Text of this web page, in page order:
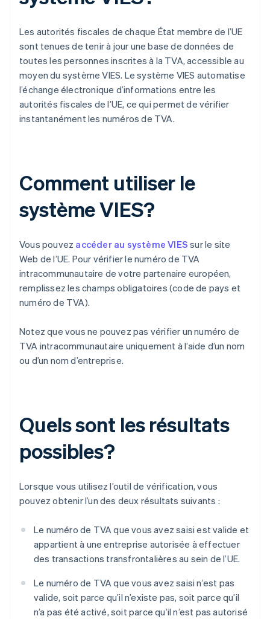
Les autorités fiscales de chaque État membre de l’UE
sont tenues de tenir à jour une base de données de
toutes les personnes inscrites à la TVA, accessible au
moyen du système VIES. Le système VIES automatise
l’échange électronique d’informations entre les
autorités fiscales de l’UE, ce qui permet de vérifier
instantanément les numéros de TVA.
Comment utiliser le
système VIES?
Vous pouvez accéder au système VIES sur le site
Web de l’UE. Pour vérifier le numéro de TVA
intracommunautaire de votre partenaire européen,
remplissez les champs obligatoires (code de pays et
numéro de TVA).
Notez que vous ne pouvez pas vérifier un numéro de
TVA intracommunautaire uniquement à l’aide d’un nom
ou d’un nom d’entreprise.
Quels sont les résultats
possibles?
Lorsque vous utilisez l’outil de vérification, vous
pouvez obtenir l’un des deux résultats suivants :
Le numéro de TVA que vous avez saisi est valide et
appartient à une entreprise autorisée à effectuer
des transactions transfrontalières au sein de l’UE.
Le numéro de TVA que vous avez saisi n’est pas
valide, soit parce qu’il n’existe pas, soit parce qu’il
n’a pas été activé, soit parce qu’il n’est pas autorisé